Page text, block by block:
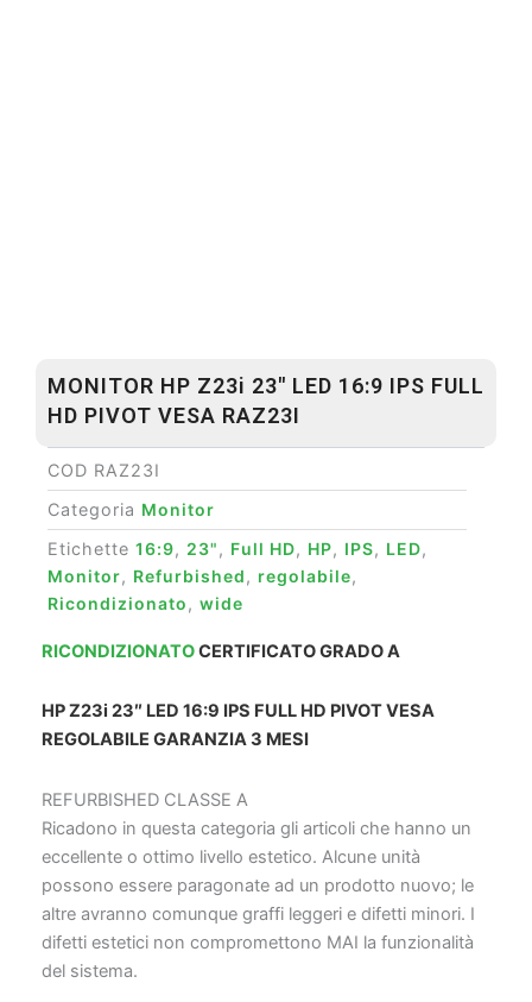
MONITOR HP Z23i 23″ LED 16:9 IPS FULL
HD PIVOT VESA RAZ23I
COD RAZ23I
Categoria Monitor
Etichette 16:9, 23" , Full HD, HP, IPS, LED,
Monitor, Refurbished , regolabile,
Ricondizionato , wide
RICONDIZIONATOCERTIFICATO GRADO A
HP Z23i 23″ LED 16:9 IPS FULL HD PIVOT VESA
REGOLABILE GARANZIA 3 MESI
REFURBISHED CLASSE A
Ricadono in questa categoria gli articoli che hanno un
eccellente o ottimo livello estetico. Alcune unità
possono essere paragonate ad un prodotto nuovo; le
altre avranno comunque graffi leggeri e difetti minori. I
difetti estetici non compromettono MAI la funzionalità
del sistema.